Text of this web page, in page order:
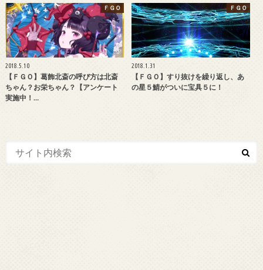
ＦＧＯ
2018.5.10
【ＦＧＯ】葛飾北斎の呼び方は北斎
ちゃん？お栄ちゃん？【アンケート
実施中！…
ＦＧＯ
2018.1.31
【ＦＧＯ】すり抜けを繰り返し、あ
の星５鯖がついに宝具５に！